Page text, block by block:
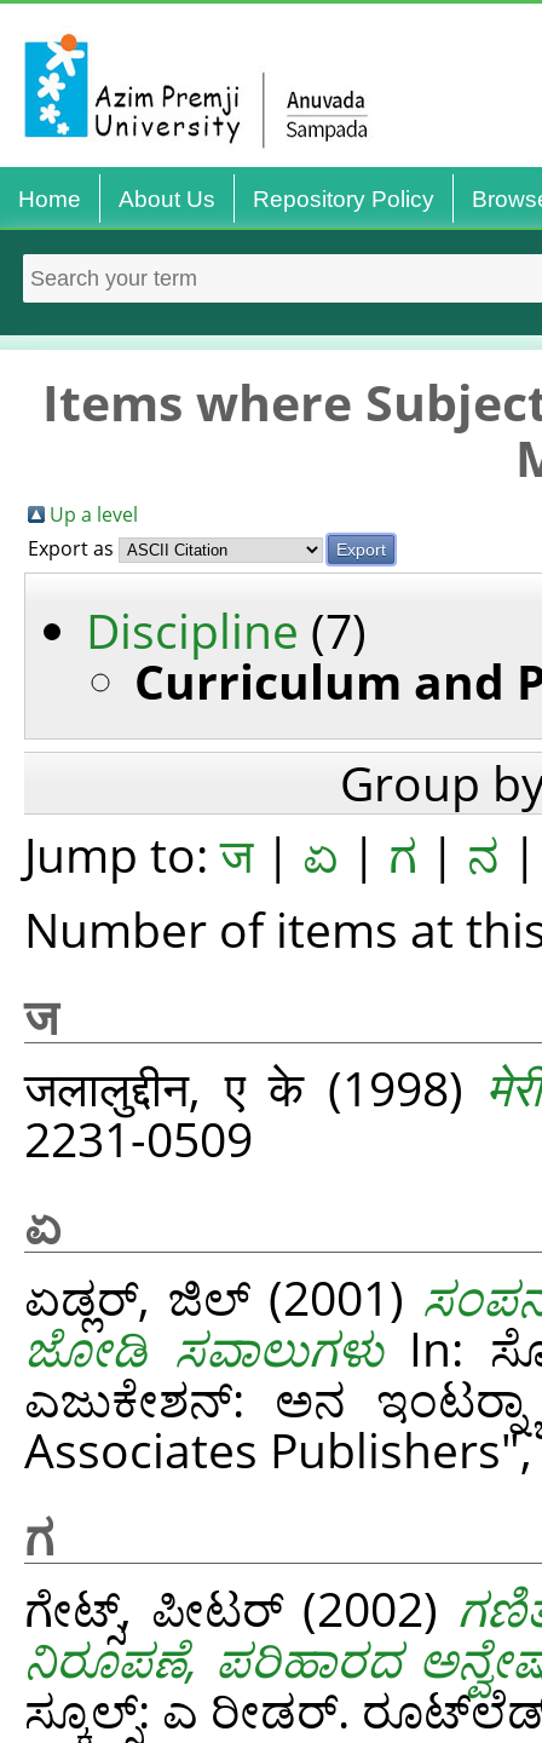
Home About Us Repository Policy
Items where
Up a level
Export as
Discipline (7)
Curriculum and
Group
Jump to:ज| ಏ | ಗ | ನ
Number of items at
ज
जलालुद्दीन, ए के(1998)
2231-0509
ಏ
ಏಡ್ಲರ್, ಜಿಲ್(2001)
ಜೋಡಿ ಸವಾಲುಗಳುIn:
ಎಜುಕೇಶನ್: ಅನ
Associates
ಗ
ಗೇಟ್ಸ್, ಪೀಟರ್(2002)
ನಿರೂಪಣೆ, ಪರಿಹಾರದ
ಸ್ಕೂಲ್ಸ್: ಎ ರೀಡರ್.